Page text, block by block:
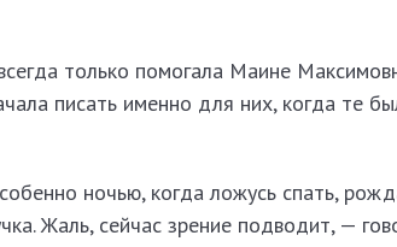
только помогала Маине
писать именно для них, когда те
ночью, когда ложусь спать,
Жаль, сейчас зрение подводит, —